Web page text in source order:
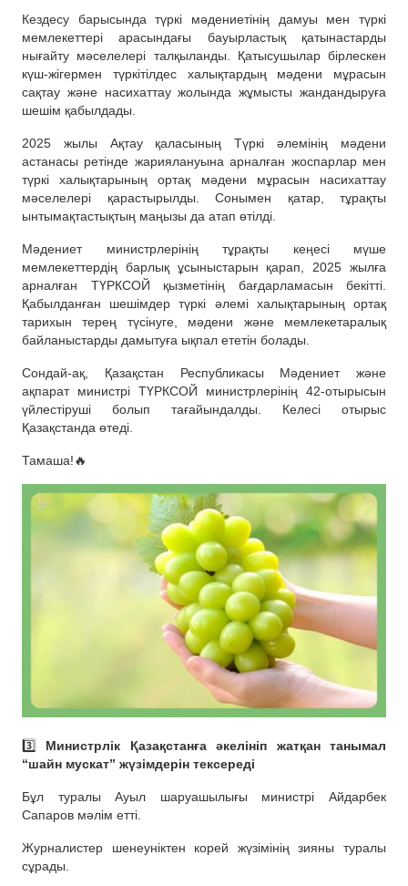
Кездесу барысында түркі мәдениетінің дамуы мен түркі
мемлекеттері арасындағы бауырластық қатынастарды
нығайту мәселелері талқыланды. Қатысушылар бірлескен
күш-жігермен түркітілдес халықтардың мәдени мұрасын
сақтау және насихаттау жолында жұмысты жандандыруға
шешім қабылдады.
2025 жылы Ақтау қаласының Түркі әлемінің мәдени
астанасы ретінде жариялануына арналған жоспарлар мен
түркі халықтарының ортақ мәдени мұрасын насихаттау
мәселелері қарастырылды. Сонымен қатар, тұрақты
ынтымақтастықтың маңызы да атап өтілді.
Мәдениет министрлерінің тұрақты кеңесі мүше
мемлекеттердің барлық ұсыныстарын қарап, 2025 жылға
арналған ТҮРКСОЙ қызметінің бағдарламасын бекітті.
Қабылданған шешімдер түркі әлемі халықтарының ортақ
тарихын терең түсінуге, мәдени және мемлекетаралық
байланыстарды дамытуға ықпал ететін болады.
Сондай-ақ, Қазақстан Республикасы Мәдениет және
ақпарат министрі ТҮРКСОЙ министрлерінің 42-отырысын
үйлестіруші болып тағайындалды. Келесі отырыс
Қазақстанда өтеді.
Тамаша!🔥
3️⃣ Министрлік Қазақстанға әкелініп жатқан танымал
“шайн мускат” жүзімдерін тексереді
Бұл туралы Ауыл шаруашылығы министрі Айдарбек
Сапаров мәлім етті.
Журналистер шенеуніктен корей жүзімінің зияны туралы
сұрады.